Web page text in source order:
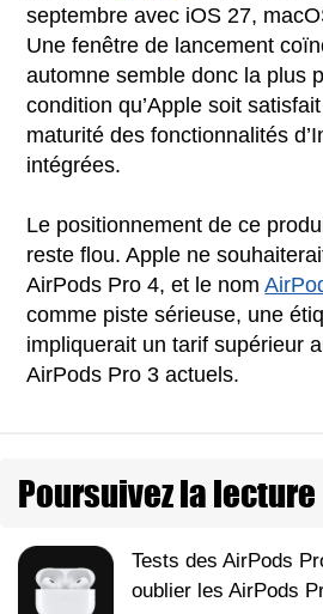
septembre avec iOS 27,
Une fenêtre de lancement
automne semble donc la plus
condition qu’Apple soit
maturité des fonctionnalités
intégrées.
Le positionnement de ce
reste flou. Apple ne
AirPods Pro 4, et le nom
comme piste sérieuse, une
impliquerait un tarif supérieur
AirPods Pro 3 actuels.
Poursuivez la lecture
Tests des AirPods
oublier les AirPods